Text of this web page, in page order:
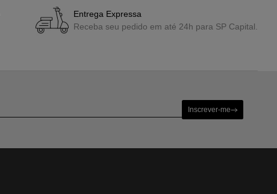
Entrega Expressa
Receba seu pedido em até 24h para SP Capital.
Inscrever-me